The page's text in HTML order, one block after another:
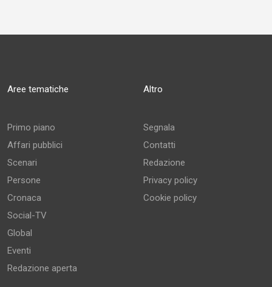
Aree tematiche
Primo piano
Affari pubblici
Scenari
Persone
Cronaca
Social-TV
Global
Eventi
Redazione aperta
Altro
Segnala
Contatti
Redazione
Privacy policy
Cookie policy